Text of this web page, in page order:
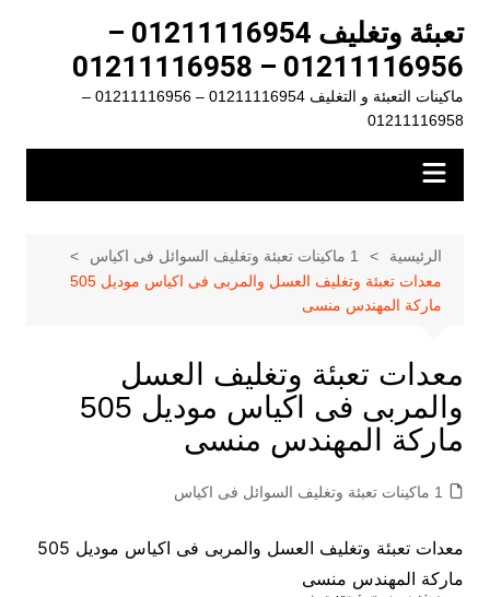
المحتوى
تعبئة وتغليف 01211116954 –
01211116956 – 01211116958
ماكينات التعبئة و التغليف 01211116954 – 01211116956 –
01211116958
الرئيسية
1 ماكينات تعبئة وتغليف السوائل فى اكياس
معدات تعبئة وتغليف العسل والمربى فى اكياس موديل 505
ماركة المهندس منسى
معدات تعبئة وتغليف العسل
والمربى فى اكياس موديل 505
ماركة المهندس منسى
1 ماكينات تعبئة وتغليف السوائل فى اكياس
معدات تعبئة وتغليف العسل والمربى فى اكياس موديل 505
ماركة المهندس منسى